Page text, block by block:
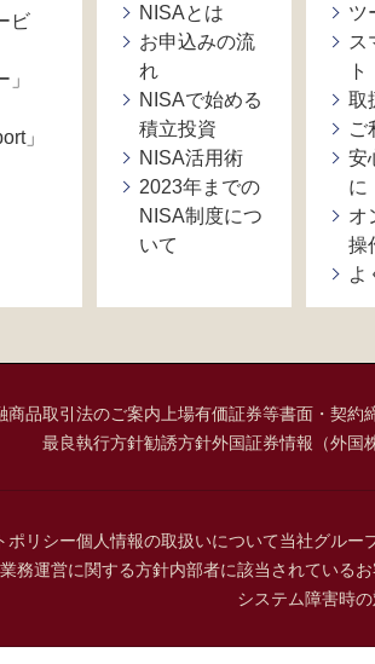
ビ
」
NISAとは
お申込みの流
れ
NISAで始める
積立投資
NISA活用術
2023年までの
NISA制度につ
いて
ツ
ス
ト
取
ご
安
に
オ
操
よ
商品取引法のご案内 上場有価証券等書面・契約
最良執行方針勧誘方針外国証券情報（外国
ポリシー個人情報の取扱いについて当社グルー
務運営に関する方針内部者に該当されている
システム障害時